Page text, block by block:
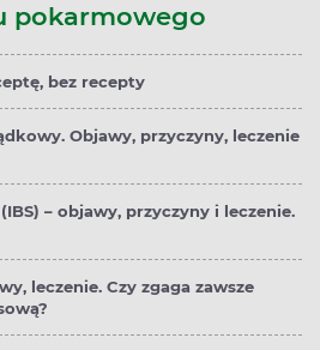
pokarmowego
bez recepty
Objawy, przyczyny, leczenie
– objawy, przyczyny i leczenie.
leczenie. Czy zgaga zawsze